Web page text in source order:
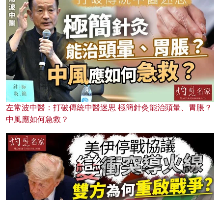
左常波中醫：打破傳統中醫迷思 極簡針灸能治頭暈、胃脹？
中風應如何急救？